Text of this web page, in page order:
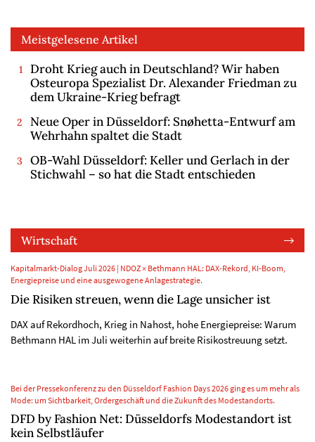
Meistgelesene Artikel
Droht Krieg auch in Deutschland? Wir haben
Osteuropa Spezialist Dr. Alexander Friedman zu
dem Ukraine-Krieg befragt
Neue Oper in Düsseldorf: Snøhetta-Entwurf am
Wehrhahn spaltet die Stadt
OB-Wahl Düsseldorf: Keller und Gerlach in der
Stichwahl – so hat die Stadt entschieden
Wirtschaft
Kapitalmarkt-Dialog Juli 2026 | NDOZ × Bethmann HAL: DAX-Rekord, KI-Boom,
Energiepreise und eine ausgewogene Anlagestrategie.
Die Risiken streuen, wenn die Lage unsicher ist
DAX auf Rekordhoch, Krieg in Nahost, hohe Energiepreise: Warum
Bethmann HAL im Juli weiterhin auf breite Risikostreuung setzt.
Bei der Pressekonferenz zu den Düsseldorf Fashion Days 2026 ging es um mehr als
Mode: um Sichtbarkeit, Ordergeschäft und die Zukunft des Modestandorts.
DFD by Fashion Net: Düsseldorfs Modestandort ist
kein Selbstläufer